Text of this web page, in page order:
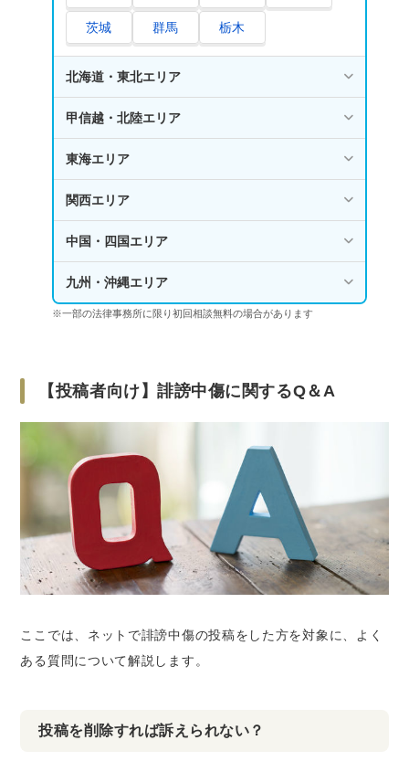
茨城 群馬 栃木
北海道・東北エリア
甲信越・北陸エリア
東海エリア
関西エリア
中国・四国エリア
九州・沖縄エリア
※一部の法律事務所に限り初回相談無料の場合があります
【投稿者向け】誹謗中傷に関するQ＆A
ここでは、ネットで誹謗中傷の投稿をした方を対象に、よく
ある質問について解説します。
投稿を削除すれば訴えられない？